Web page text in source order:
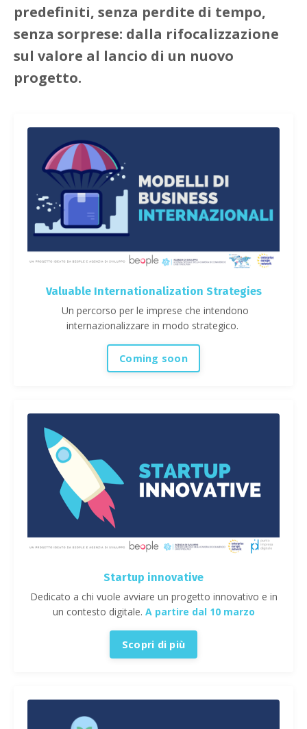
predefiniti, senza perdite di tempo,
senza sorprese: dalla rifocalizzazione
sul valore al lancio di un nuovo
progetto.
Valuable Internationalization Strategies
Un percorso per le imprese che intendono
internazionalizzare in modo strategico.
Coming soon
Startup innovative
Dedicato a chi vuole avviare un progetto innovativo e in
un contesto digitale. A partire dal 10 marzo
Scopri di più